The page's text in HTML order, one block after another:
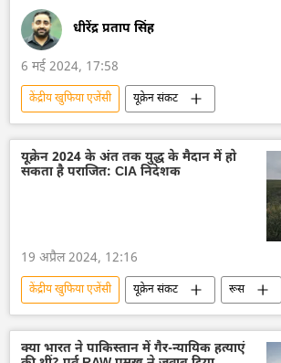
धीरेंद्र प्रताप सिंह
6 मई 2024, 17:58
केंद्रीय खुफिया एजेंसी
यूक्रेन संकट
यूक्रेन सशस्त्र बल
यूक्रेन का जवाबी हमला
यूक्रेन की सुरक्षा सेवा (SBU)
यूक्रेन
रूस
विशेष सैन्य अभियान
अमेरिका
यूक्रेन 2024 के अंत तक युद्ध के मैदान में हो
सकता है पराजित: CIA निदेशक
19 अप्रैल 2024, 12:16
केंद्रीय खुफिया एजेंसी यूक्रेन संकट
रूस
रूसी सेना
रक्षा मंत्रालय (MoD)
यूक्रेन सशस्त्र बल
यूक्रेन
अमेरिका
क्या भारत ने पाकिस्तान में गैर-न्यायिक हत्याएं